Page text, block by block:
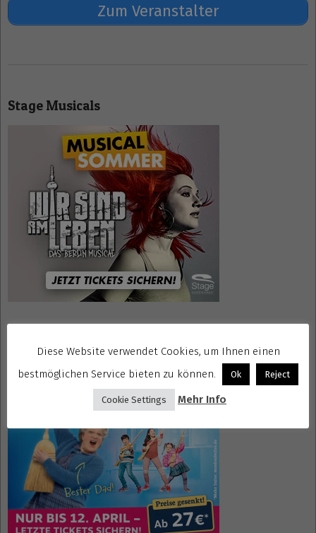
Zum Veranstalter
30
Stage Musicals
Diese Website verwendet Cookies, um Ihnen einen
bestmöglichen Service bieten zu können.
Ok Reject
Cookie Settings Mehr Info